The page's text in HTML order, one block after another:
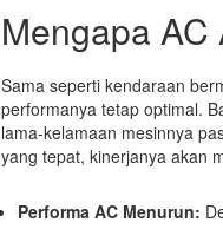
Mengapa
Sama seperti kendaraan
performanya tetap optimal.
lama-kelamaan mesinnya
yang tepat, kinerjanya akan
Performa AC Menurun: